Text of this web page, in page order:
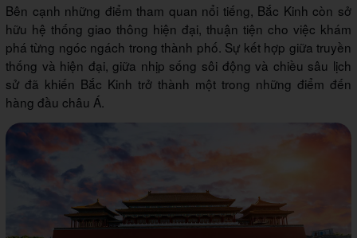
Bên cạnh những điểm tham quan nổi tiếng, Bắc Kinh còn sở
hữu hệ thống giao thông hiện đại, thuận tiện cho việc khám
phá từng ngóc ngách trong thành phố. Sự kết hợp giữa truyền
thống và hiện đại, giữa nhịp sống sôi động và chiều sâu lịch
sử đã khiến Bắc Kinh trở thành một trong những điểm đến
hàng đầu châu Á.